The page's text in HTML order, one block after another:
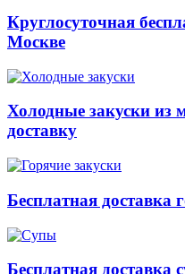
Круглосуточная
Москве
Холодные закуски из
доставку
Бесплатная доставка
Бесплатная доставка